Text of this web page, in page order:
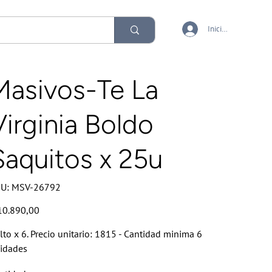
Iniciar sesión
Te La
Boldo
x 25u
SKU
MSV-
MSV-26792
x 6. Precio unitario: 1815 - Cantidad minima 6